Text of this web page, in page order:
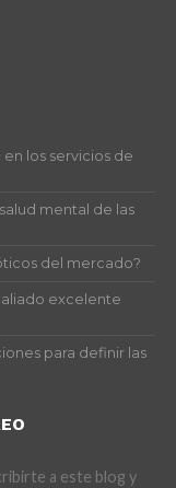
los servicios de
mental de las
del mercado?
excelente
para definir las
a este blog y